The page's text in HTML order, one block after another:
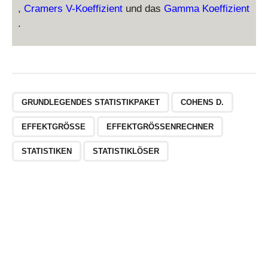
, Cramers V-Koeffizient und das Gamma Koeffizient
.
GRUNDLEGENDES STATISTIKPAKET COHENS D.
EFFEKTGRÖSSE EFFEKTGRÖSSENRECHNER
STATISTIKEN STATISTIKLÖSER